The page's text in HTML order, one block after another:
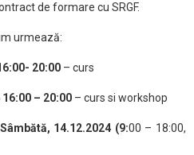
de formare cu SRGF.
urmează:
20:00– curs
– 20:00– curs si workshop
Sâmbătă, 14.12.2024 (9:00 – 18:00,